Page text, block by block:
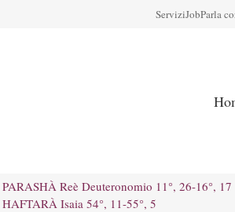
ServiziJobParla
PARASHÀ Reè Deuteronomio 11°, 26-16°, 17
HAFTARÀ Isaia 54°, 11-55°, 5